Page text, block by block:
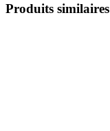
Produits similaires